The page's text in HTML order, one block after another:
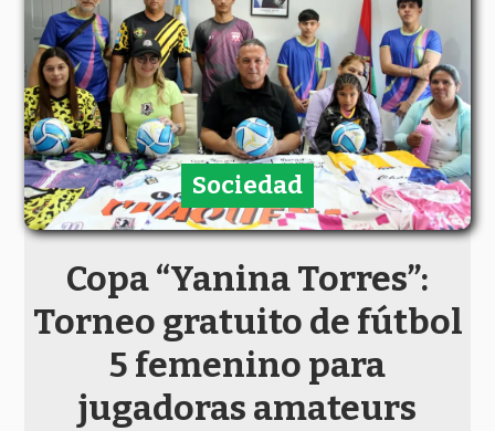
Copa “Yanina Torres”:
Torneo gratuito de fútbol
5 femenino para
jugadoras amateurs
Sociedad